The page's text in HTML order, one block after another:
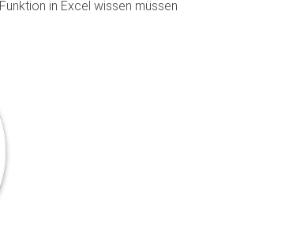
in Excel wissen müssen